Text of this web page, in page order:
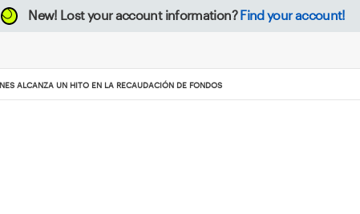
New! Lost your account information? Find your account!
ALCANZA UN HITO EN LA RECAUDACIÓN DE FONDOS